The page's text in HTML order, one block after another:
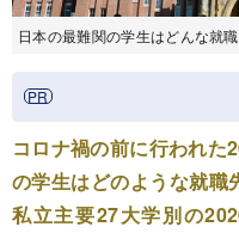
日本の最難関の学生はどんな就
コロナ禍の前に行われた
の学生はどのような就職
私立主要27大学別の